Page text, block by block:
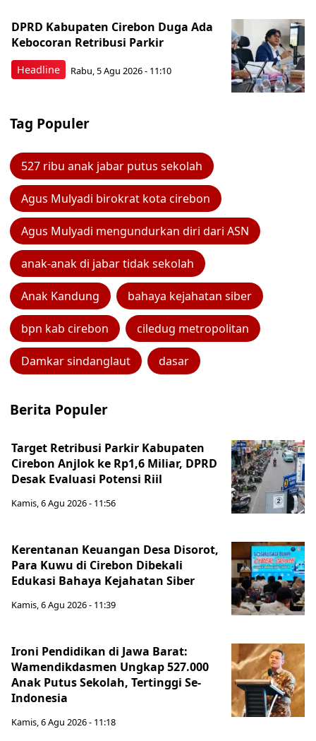
Headline
DPRD Kabupaten Cirebon Duga Ada
Kebocoran Retribusi Parkir
Rabu, 5 Agu 2026 - 11:10
Tag Populer
527 ribu anak jabar putus sekolah
Agus Mulyadi birokrat kota cirebon
Agus Mulyadi mengundurkan diri dari ASN
anak-anak di jabar tidak sekolah
Anak Kandung bahaya kejahatan siber
bpn kab cirebon ciledug metropolitan
Damkar sindanglaut dasar
Berita Populer
Target Retribusi Parkir Kabupaten
Cirebon Anjlok ke Rp1,6 Miliar, DPRD
Desak Evaluasi Potensi Riil
Kamis, 6 Agu 2026 - 11:56
Kerentanan Keuangan Desa Disorot,
Para Kuwu di Cirebon Dibekali
Edukasi Bahaya Kejahatan Siber
Kamis, 6 Agu 2026 - 11:39
Ironi Pendidikan di Jawa Barat:
Wamendikdasmen Ungkap 527.000
Anak Putus Sekolah, Tertinggi Se-
Indonesia
Kamis, 6 Agu 2026 - 11:18